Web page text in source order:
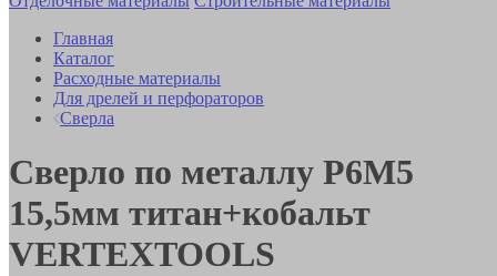
Главная
Каталог
Расходные материалы
Для дрелей и перфораторов
Сверла
Сверло по металлу Р6М5
15,5мм титан+кобальт
VERTEXTOOLS